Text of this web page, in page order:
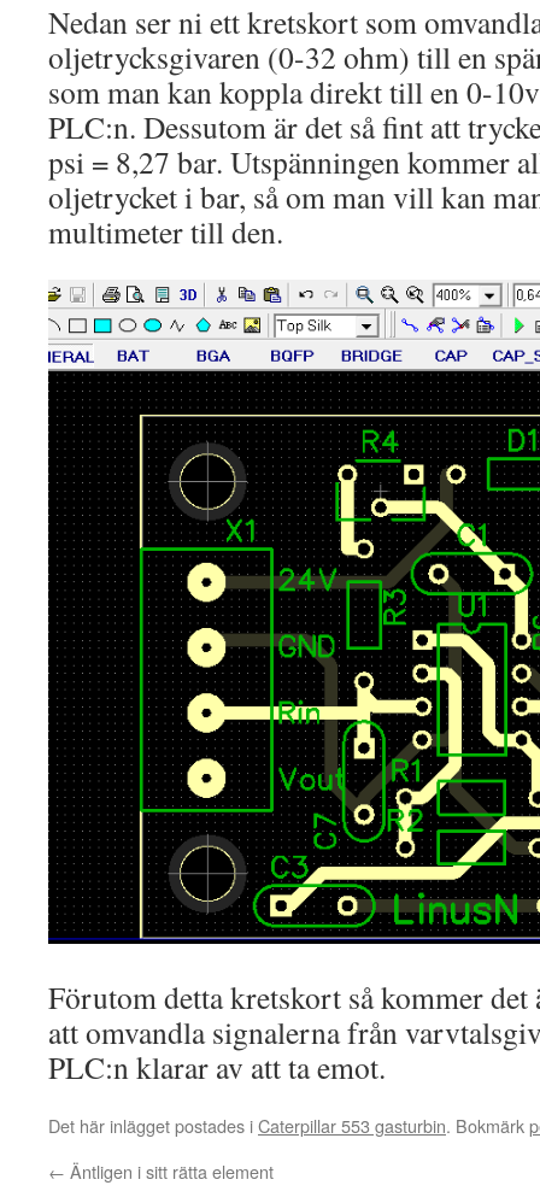
Nedan ser ni ett kretskort som
oljetrycksgivaren (0-32 ohm) till en
som man kan koppla direkt till en 0-
PLC:n. Dessutom är det så fint att
psi = 8,27 bar. Utspänningen kommer
oljetrycket i bar, så om man vill kan
multimeter till den.
Förutom detta kretskort så kommer det
att omvandla signalerna från
PLC:n klarar av att ta emot.
Det här inlägget postades iCaterpillar 553 gasturbin. Bokmärk
← Äntligen i sitt rätta element